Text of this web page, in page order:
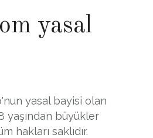
yasal
yasal bayisi olan
yaşından büyükler
hakları saklıdır.